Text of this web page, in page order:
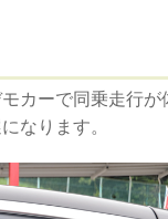
カーで同乗走行が
なります。